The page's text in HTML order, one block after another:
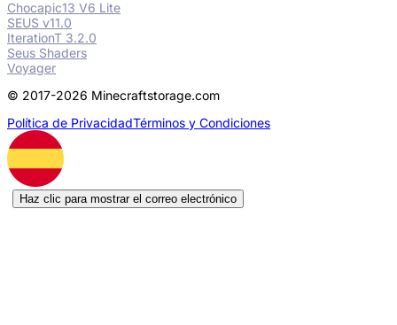
Chocapic13 V6 Lite
SEUS v11.0
IterationT 3.2.0
Seus Shaders
Voyager
© 2017-2026 Minecraftstorage.com
Política de PrivacidadTérminos y Condiciones
Haz clic para mostrar el correo electrónico